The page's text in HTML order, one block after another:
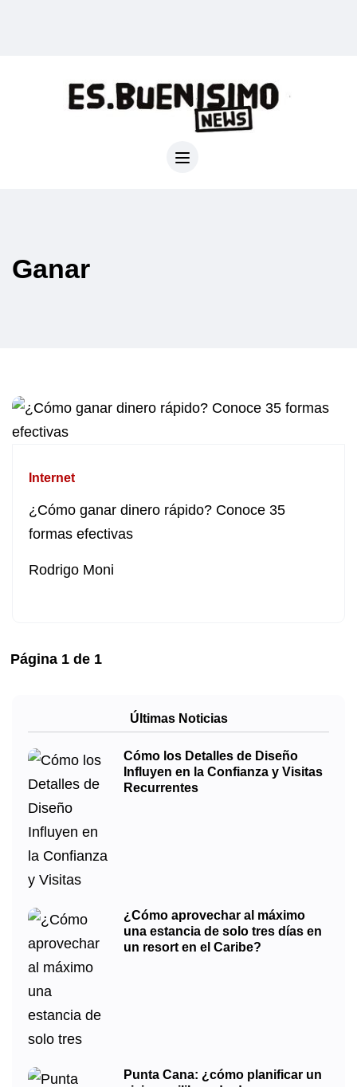
Ganar
Internet
¿Cómo ganar dinero rápido? Conoce 35
formas efectivas
Rodrigo Moni
Página 1 de 1
Últimas Noticias
Cómo los Detalles de Diseño
Influyen en la Confianza y Visitas
Recurrentes
¿Cómo aprovechar al máximo
una estancia de solo tres días en
un resort en el Caribe?
Punta Cana: ¿cómo planificar un